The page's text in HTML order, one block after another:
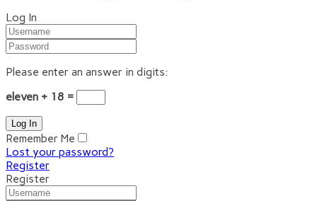
Log In
Please enter an answer in digits:
eleven + 18 =
Remember Me
Lost your password?
Register
Register